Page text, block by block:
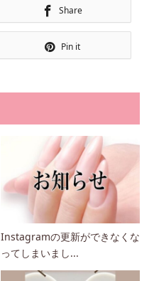
Share
Pin it
Instagramの更新ができなくな
ってしまいまし...